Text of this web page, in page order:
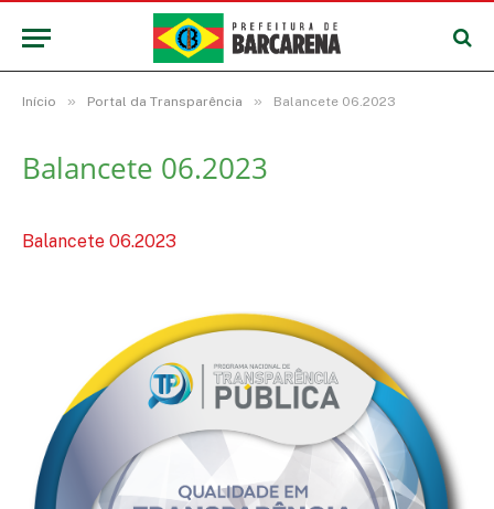
Início » Portal da Transparência » Balancete 06.2023
Balancete 06.2023
Balancete 06.2023